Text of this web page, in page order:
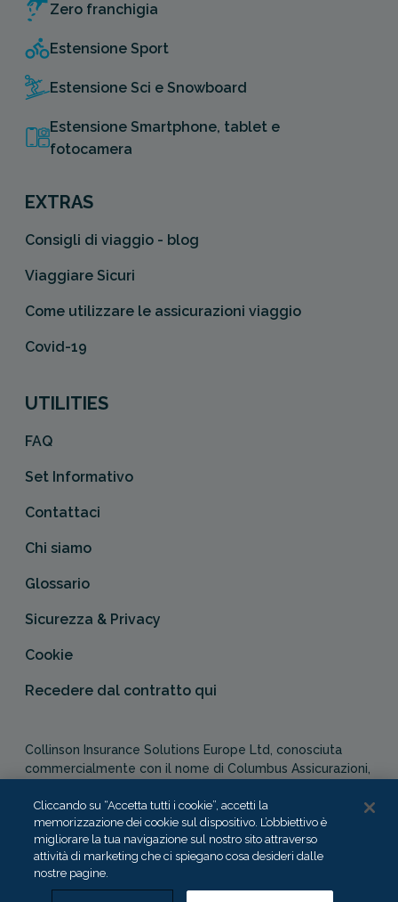
Zero franchigia
Estensione Sport
Estensione Sci e Snowboard
Estensione Smartphone, tablet e
fotocamera
EXTRAS
Consigli di viaggio - blog
Viaggiare Sicuri
Come utilizzare le assicurazioni viaggio
Covid-19
UTILITIES
FAQ
Set Informativo
Contattaci
Chi siamo
Glossario
Sicurezza & Privacy
Cookie
Recedere dal contratto qui
Collinson Insurance Solutions Europe Ltd, conosciuta
commercialmente con il nome di Columbus Assicurazioni,
Authority in qualità di agente assicurativo (Distribution Act
-Cap. 487). In Italia, Columbus Assicurazioni è soggetta
alla vigilanza dell’IVASS.
Cliccando su “Accetta tutti i cookie”, accetti la
memorizzazione dei cookie sul dispositivo. L’obbiettivo è
migliorare la tua navigazione sul nostro sito attraverso
attività di marketing che ci spiegano cosa desideri dalle
nostre pagine.